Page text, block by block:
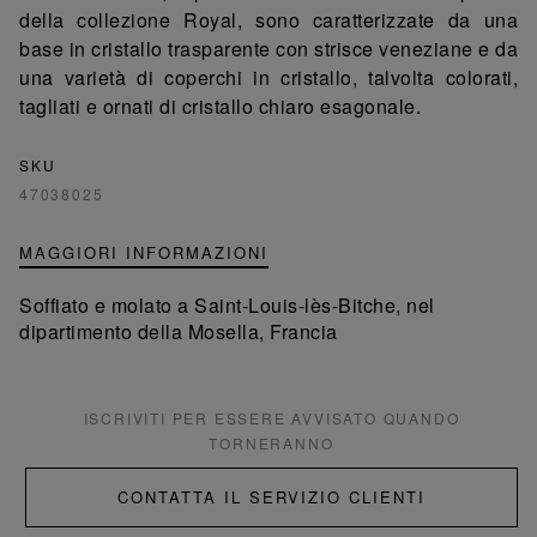
della collezione Royal, sono caratterizzate da una
base in cristallo trasparente con strisce veneziane e da
una varietà di coperchi in cristallo, talvolta colorati,
tagliati e ornati di cristallo chiaro esagonale.
SKU
47038025
MAGGIORI INFORMAZIONI
Soffiato e molato a Saint-Louis-lès-Bitche, nel
dipartimento della Mosella, Francia
ISCRIVITI PER ESSERE AVVISATO QUANDO
TORNERANNO
CONTATTA IL SERVIZIO CLIENTI